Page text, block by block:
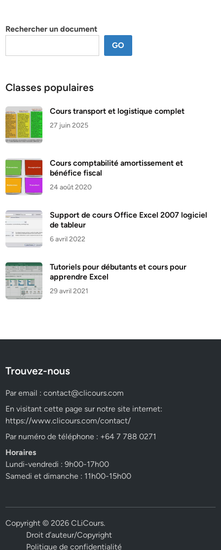
Rechercher un document
GO
Classes populaires
Cours transport et logistique complet
27 juin 2025
Cours comptabilité amortissement et
bénéfice fiscal
24 août 2020
Support de cours Office Excel 2007 logiciel
de tableur
6 avril 2022
Tutoriels pour débutants et cours pour
apprendre Excel
29 avril 2021
Trouvez-nous
Par email :contact@clicours.com
En visitant cette page sur notre site internet:
https://www.clicours.com/contact/
Par numéro de téléphone : +64 7 788 0271
Horaires
Lundi-vendredi : 9h00-17h00
Samedi et dimanche : 11h00-15h00
Copyright © 2026CLiCours.
Droit d’auteur/Copyright
Politique de confidentialité